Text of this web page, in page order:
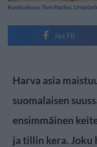
Kuvituskuva: Tom Paolini, Unsplash
Jaa FB
Harva asia
suomalaisen
ensimmäinen
ja tillin kera. Joku